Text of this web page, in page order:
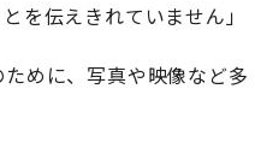
を伝えきれていません」
めに、写真や映像など多